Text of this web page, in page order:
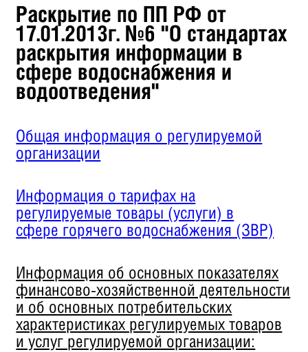
Раскрытие по ПП РФ от
17.01.2013г. №6 "О стандартах
раскрытия информации в
сфере водоснабжения и
водоотведения"
Общая информация о регулируемой
организации
Информация о тарифах на
регулируемые товары (услуги) в
сфере горячего водоснабжения (ЗВР)
Информация об основных показателях
финансово-хозяйственной деятельности
и об основных потребительских
характеристиках регулируемых товаров
и услуг регулируемой организации: